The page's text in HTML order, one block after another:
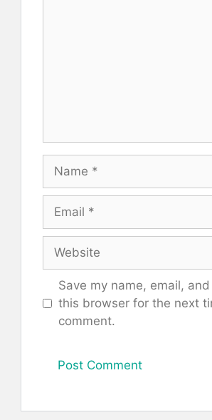
Name
Email
Website
Save my name, email,
this browser for the next
comment.